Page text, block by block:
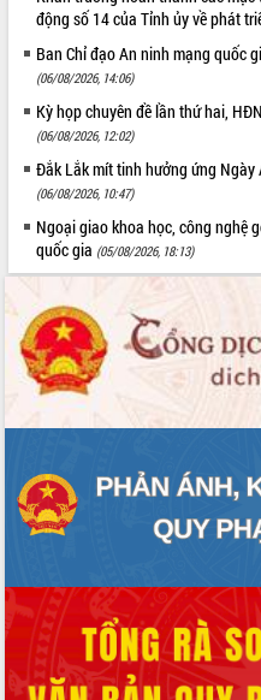
Lắk
Khơi thông điểm nghẽn, đẩy nhanh
giải ngân vốn khắc phục thiên tai
HĐND tỉnh thông qua điều chỉnh Quy
hoạch tỉnh thời kỳ 2021-2030
Hội thảo góp ý hồ sơ điều chỉnh quy
hoạch tỉnh Đắk Lắk thời kỳ 2021-2030,
Nâng cao hiệu quả hoạt động của các
doanh nghiệp nhà nước
truyền số liệu chuyên dùng phục vụ cơ
quan Đảng, Nhà nước
Lễ phát động chuỗi hoạt động chung
tay làm sạch môi trường
Xã Ea Kar bước chuyển mình trong
mới
UBND tỉnh họp báo định kỳ tháng 4
năm 2026
phát triển nền kinh tế xanh tại tỉnh
Đắk Lắk”
Tăng cường giám sát, đôn đốc thực
hiện nhiệm vụ quản lý tài sản công
hàng tuần
động số 14 của Tỉnh ủy về phát
Ban Chỉ đạo An ninh mạng quốc
(06/08/2026, 14:06)
Kỳ họp chuyên đề lần thứ hai,
(06/08/2026, 12:02)
Đắk Lắk mít tinh hưởng ứng
(06/08/2026, 10:47)
Ngoại giao khoa học, công nghệ
quốc gia (05/08/2026, 18:13)